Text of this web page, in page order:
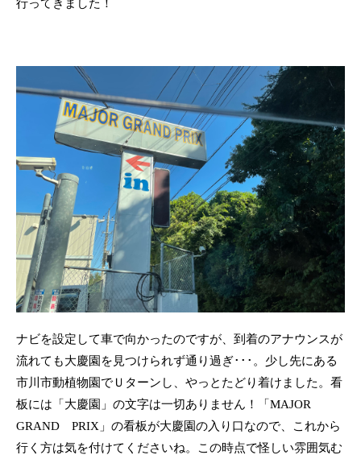
行ってきました！
ナビを設定して車で向かったのですが、到着のアナウンスが
流れても大慶園を見つけられず通り過ぎ･･･。少し先にある
市川市動植物園でＵターンし、やっとたどり着けました。看
板には「大慶園」の文字は一切ありません！「MAJOR
GRAND PRIX」の看板が大慶園の入り口なので、これから
行く方は気を付けてくださいね。この時点で怪しい雰囲気む